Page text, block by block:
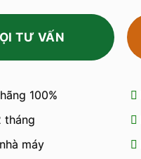
TƯ VẤN
100%
tháng
máy